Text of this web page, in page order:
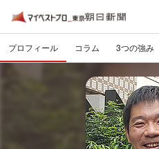
プロフィール コラム 3つの強み